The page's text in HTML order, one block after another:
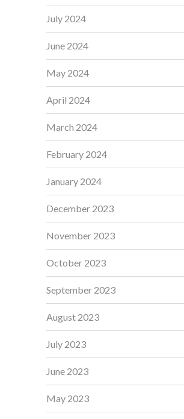
July 2024
June 2024
May 2024
April 2024
March 2024
February 2024
January 2024
December 2023
November 2023
October 2023
September 2023
August 2023
July 2023
June 2023
May 2023